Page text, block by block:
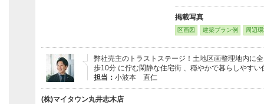
掲載写真
区画図 建築プラン例 周辺
弊社売主のトラストステージ！土地区画整理地内に
歩10分 に佇む閑静な住宅街 、穏やかで暮らしやすい
担当： 小波本 直仁
(株)マイタウン丸井志木店